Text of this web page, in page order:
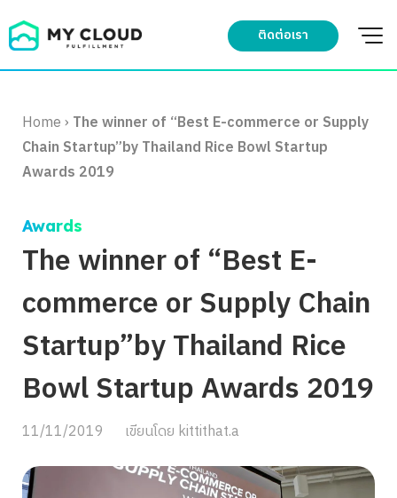
to
ติดต่อเรา
Home› The winner of “Best E-commerce or Supply
Chain Startup”by Thailand Rice Bowl Startup
Awards 2019
Awards
The winner of “Best E-
commerce or Supply Chain
Startup”by Thailand Rice
Bowl Startup Awards 2019
11/11/2019 เขียนโดย kittithat.a